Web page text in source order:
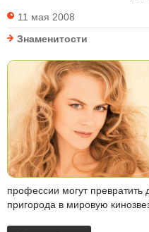
11 мая 2008
Знаменитости
профессии могут превратить
пригорода в мировую